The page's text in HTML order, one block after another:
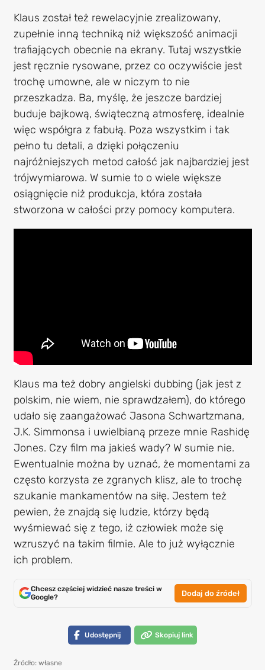
Klaus został też rewelacyjnie zrealizowany,
zupełnie inną techniką niż większość animacji
trafiających obecnie na ekrany. Tutaj wszystkie
jest ręcznie rysowane, przez co oczywiście jest
trochę umowne, ale w niczym to nie
przeszkadza. Ba, myślę, że jeszcze bardziej
buduje bajkową, świąteczną atmosferę, idealnie
więc współgra z fabułą. Poza wszystkim i tak
pełno tu detali, a dzięki połączeniu
najróżniejszych metod całość jak najbardziej jest
trójwymiarowa. W sumie to o wiele większe
osiągnięcie niż produkcja, która została
stworzona w całości przy pomocy komputera.
Klaus ma też dobry angielski dubbing (jak jest z
polskim, nie wiem, nie sprawdzałem), do którego
udało się zaangażować Jasona Schwartzmana,
J.K. Simmonsa i uwielbianą przeze mnie Rashidę
Jones. Czy film ma jakieś wady? W sumie nie.
Ewentualnie można by uznać, że momentami za
często korzysta ze zgranych klisz, ale to trochę
szukanie mankamentów na siłę. Jestem też
pewien, że znajdą się ludzie, którzy będą
wyśmiewać się z tego, iż człowiek może się
wzruszyć na takim filmie. Ale to już wyłącznie
ich problem.
Chcesz częściej widzieć nasze treści w
Google?
Dodaj do źródeł
Udostępnij Skopiuj link
Źródło: własne